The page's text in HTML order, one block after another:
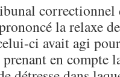
correctionnel
la relaxe
ci avait agi
en compte